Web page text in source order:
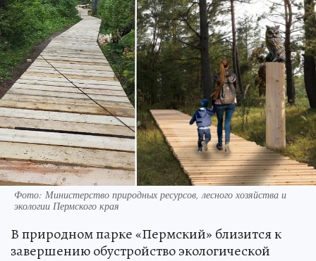
Фото: Министерство природных ресурсов, лесного хозяйства и
экологии Пермского края
В природном парке «Пермский» близится к
завершению обустройство экологической